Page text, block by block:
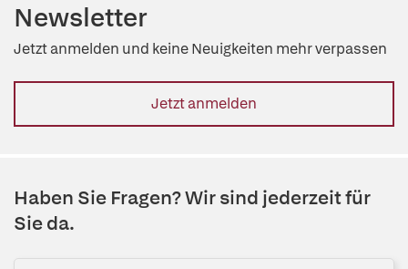
Newsletter
Jetzt anmelden und keine Neuigkeiten mehr verpassen
Jetzt anmelden
Haben Sie Fragen? Wir sind jederzeit für
Sie da.